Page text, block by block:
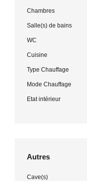
Chambres
Salle(s) de bains
WC
Cuisine
Type Chauffage
Mode Chauffage
Etat intérieur
Autres
Cave(s)